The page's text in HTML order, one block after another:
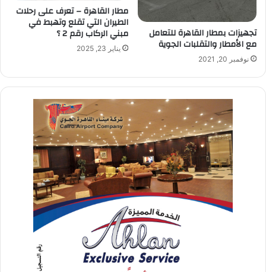
تجهيزات بمطار القاهرة للتعامل
مع الأمطار والتقلبات الجوية
نوفمبر 20, 2021
مطار القاهرة – تعرف على رحلات
الطيران التي تقلع وتهبط في
مبني الركاب رقم 2 ؟
يناير 23, 2025